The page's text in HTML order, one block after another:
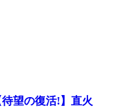
望の復活!】直火